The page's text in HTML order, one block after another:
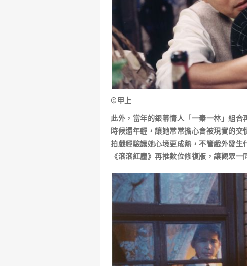
©甲上
此外，當年的銀幕情人「一秦一林」組
時候還年輕，讓她常常擔心會被現實的
拍戲經驗讓她心境更成熟，不管戲外發
《滾滾紅塵》再推數位修復版，讓觀眾一